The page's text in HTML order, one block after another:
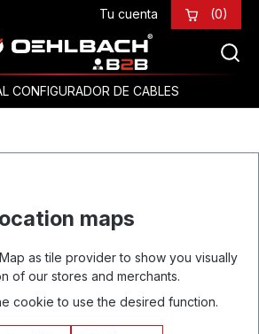
Tu cuenta (0)
CONFIGURADOR DE CABLES
maps
as tile provider to show you visually
of our stores and merchants.
cookie to use the desired function.